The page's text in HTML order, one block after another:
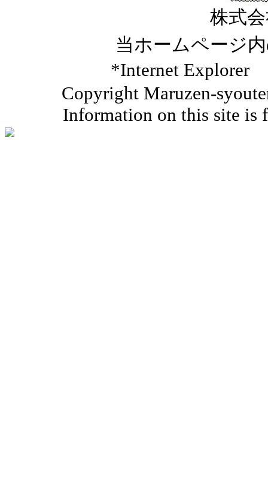
株式
当ホームページ
*Internet Explorer
Copyright Maruzen-
Information on this site is